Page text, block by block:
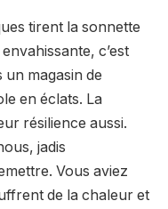
tirent la sonnette
c’est
magasin de
en éclats. La
résilience aussi.
jadis
Vous aviez
de la chaleur et